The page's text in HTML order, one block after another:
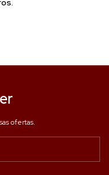
ofertas.